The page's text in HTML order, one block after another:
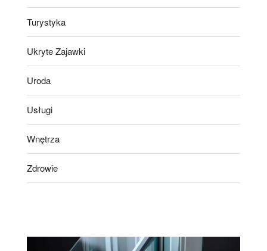
Turystyka
Ukryte Zajawki
Uroda
Usługi
Wnętrza
Zdrowie